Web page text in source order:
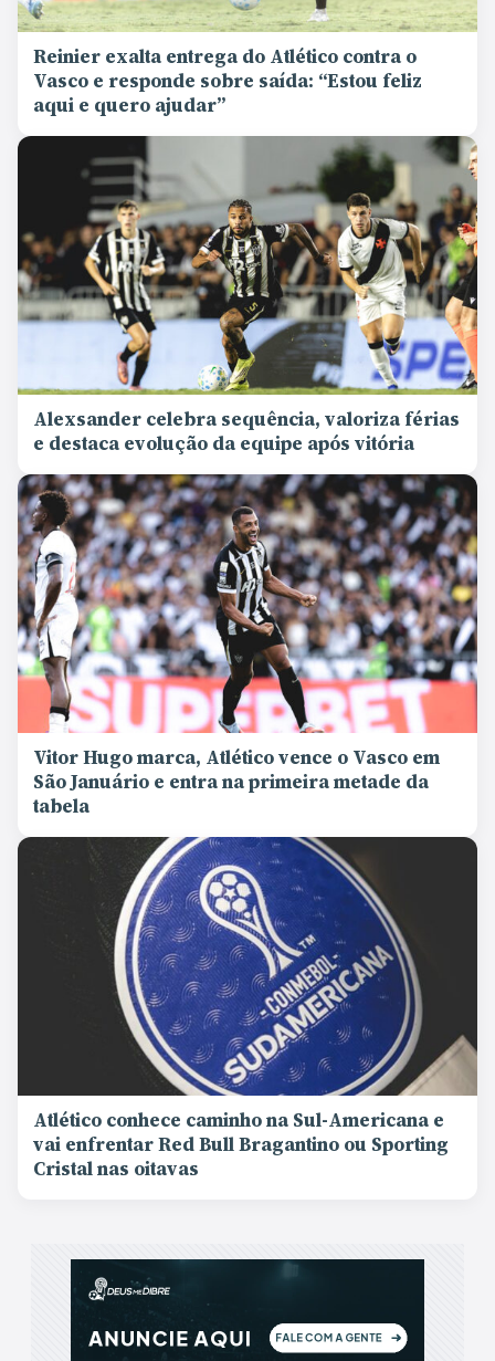
Reinier exalta entrega do Atlético contra o
Vasco e responde sobre saída: “Estou feliz
aqui e quero ajudar”
Alexsander celebra sequência, valoriza férias
e destaca evolução da equipe após vitória
Vitor Hugo marca, Atlético vence o Vasco em
São Januário e entra na primeira metade da
tabela
Atlético conhece caminho na Sul-Americana e
vai enfrentar Red Bull Bragantino ou Sporting
Cristal nas oitavas